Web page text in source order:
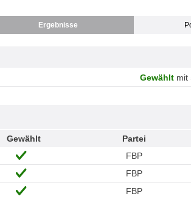
Ergebnisse
Gewähltmit
Gewählt Partei
FBP
FBP
FBP